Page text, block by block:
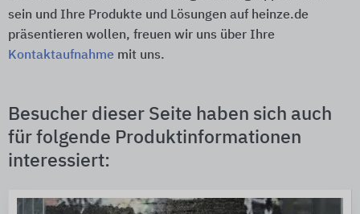
sein und Ihre Produkte und Lösungen auf heinze.de
präsentieren wollen, freuen wir uns über Ihre
Kontaktaufnahme mit uns.
Besucher dieser Seite haben sich auch
für folgende Produktinformationen
interessiert: